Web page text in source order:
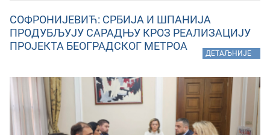
СОФРОНИЈЕВИЋ: СРБИЈА И ШПАНИЈА
ПРОДУБЉУЈУ САРАДЊУ КРОЗ РЕАЛИЗАЦИЈУ
ПРОЈЕКТА БЕОГРАДСКОГ МЕТРОА
ДЕТАЉНИЈЕ